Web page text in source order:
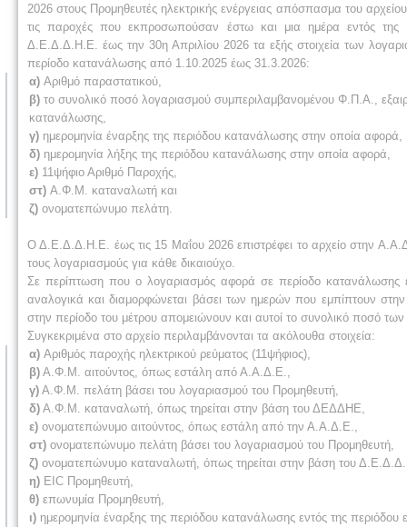
2026 στους Προμηθευτές ηλεκτρικής ενέργειας απόσπασμα του
τις παροχές που εκπροσωπούσαν έστω και μια ημέρα εντός της
Δ.Ε.Δ.Δ.Η.Ε. έως την 30η Απριλίου 2026 τα εξής στοιχεία των
περίοδο κατανάλωσης από 1.10.2025 έως 31.3.2026:
α) Αριθμό παραστατικού,
β) το συνολικό ποσό λογαριασμού συμπεριλαμβανομένου Φ.Π.Α.,
κατανάλωσης,
γ) ημερομηνία έναρξης της περιόδου κατανάλωσης στην οποία αφορά,
δ) ημερομηνία λήξης της περιόδου κατανάλωσης στην οποία αφορά,
ε) 11ψήφιο Αριθμό Παροχής,
στ) Α.Φ.Μ. καταναλωτή και
ζ) ονοματεπώνυμο πελάτη.
Ο Δ.Ε.Δ.Δ.Η.Ε. έως τις 15 Μαΐου 2026 επιστρέφει το αρχείο στην
τους λογαριασμούς για κάθε δικαιούχο.
Σε περίπτωση που ο λογαριασμός αφορά σε περίοδο κατανάλωσης
αναλογικά και διαμορφώνεται βάσει των ημερών που εμπίπτουν
στην περίοδο του μέτρου απομειώνουν και αυτοί το συνολικό ποσό
Συγκεκριμένα στο αρχείο περιλαμβάνονται τα ακόλουθα στοιχεία:
α) Αριθμός παροχής ηλεκτρικού ρεύματος (11ψήφιος),
β) Α.Φ.Μ. αιτούντος, όπως εστάλη από Α.Α.Δ.Ε.,
γ) Α.Φ.Μ. πελάτη βάσει του λογαριασμού του Προμηθευτή,
δ) Α.Φ.Μ. καταναλωτή, όπως τηρείται στην βάση του ΔΕΔΔΗΕ,
ε) ονοματεπώνυμο αιτούντος, όπως εστάλη από την Α.Α.Δ.Ε.,
στ) ονοματεπώνυμο πελάτη βάσει του λογαριασμού του Προμηθευτή,
ζ) ονοματεπώνυμο καταναλωτή, όπως τηρείται στην βάση του
η) EIC Προμηθευτή,
θ) επωνυμία Προμηθευτή,
ι) ημερομηνία έναρξης της περιόδου κατανάλωσης εντός της περιόδου